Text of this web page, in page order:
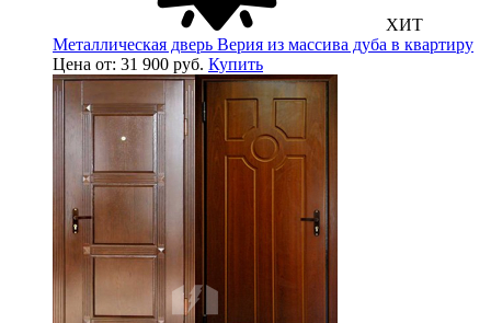
ХИТ
Металлическая дверь Верия из массива дуба в квартиру
Цена от: 31 900 руб. Купить